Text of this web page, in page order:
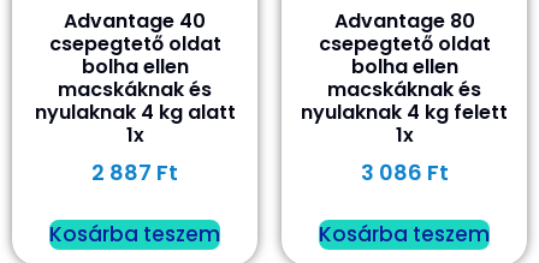
Advantage 40
csepegtető oldat
bolha ellen
macskáknak és
nyulaknak 4 kg alatt
1x
2 887 Ft
Kosárba teszem
Advantage 80
csepegtető oldat
bolha ellen
macskáknak és
nyulaknak 4 kg felett
1x
3 086 Ft
Kosárba teszem